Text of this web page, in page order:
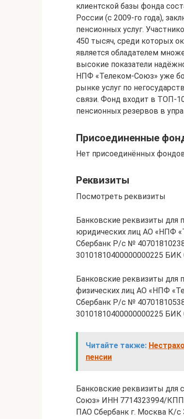
клиентской базы фонда
России (с 2009-го года),
пенсионных услуг.
450 тысяч, среди которых
является обладателем
высокие показатели
НПФ «Телеком-Союз» уже
рынке услуг по
связи. Фонд входит в ТОП-
пенсионных резервов в
Присоединенные
Нет присоединённых
Реквизиты
Посмотреть реквизиты
Банковские реквизиты для
юридических лиц АО «НПФ
Сбербанк Р/с №
30101810400000000225 БИК
Банковские реквизиты для
физических лиц АО «НПФ
Сбербанк Р/с №
30101810400000000225 БИК
Читайте также:
пенсии
Банковские реквизиты для
Союз» ИНН 7714323994/КПП
ПАО Сбербанк г. Москва К/с